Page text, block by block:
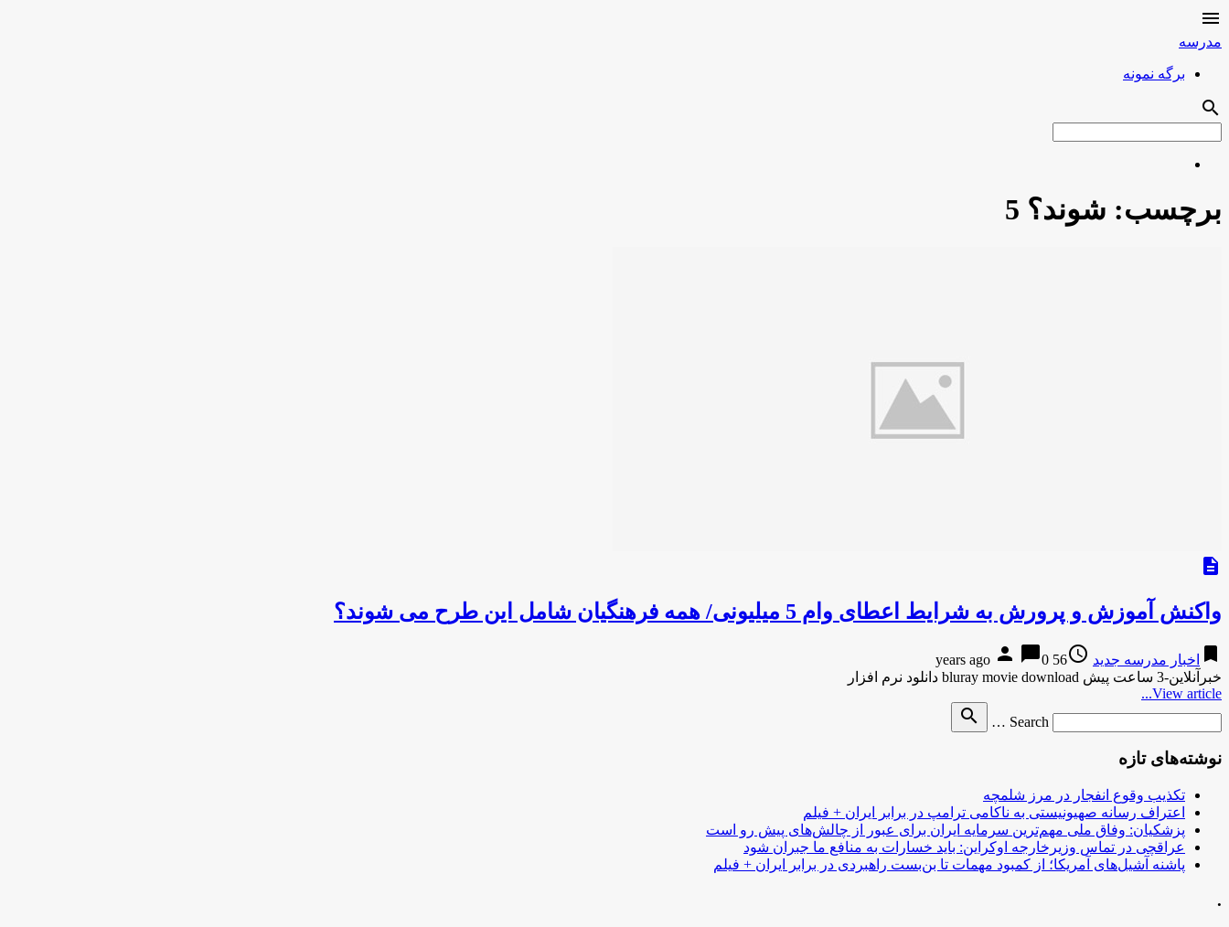

مدرسه
برگه نمونه
search
برچسب: شوند؟ 5
description
واکنش آموزش و پرورش به شرایط اعطای وام 5 میلیونی/ همه فرهنگیان شامل این طرح می شوند؟
bookmark اخبار مدرسه جدید access_time
56 years ago
person chat_bubble0
خبرآنلاین-3 ساعت پیش bluray movie download دانلود نرم افزار
View article...
Search …
search
نوشته‌های تازه
تکذیب وقوع انفجار در مرز شلمچه
اعتراف رسانه صهیونیستی به ناکامی ترامپ در برابر ایران + فیلم
پزشکیان: وفاق ملی مهم‌ترین سرمایه ایران برای عبور از چالش‌های پیش رو است
عراقچی در تماس وزیرخارجه اوکراین: باید خسارات به منافع ما جبران شود
پاشنه آشیل‌های آمریکا؛ از کمبود مهمات تا بن‌بست راهبردی در برابر ایران + فیلم
.